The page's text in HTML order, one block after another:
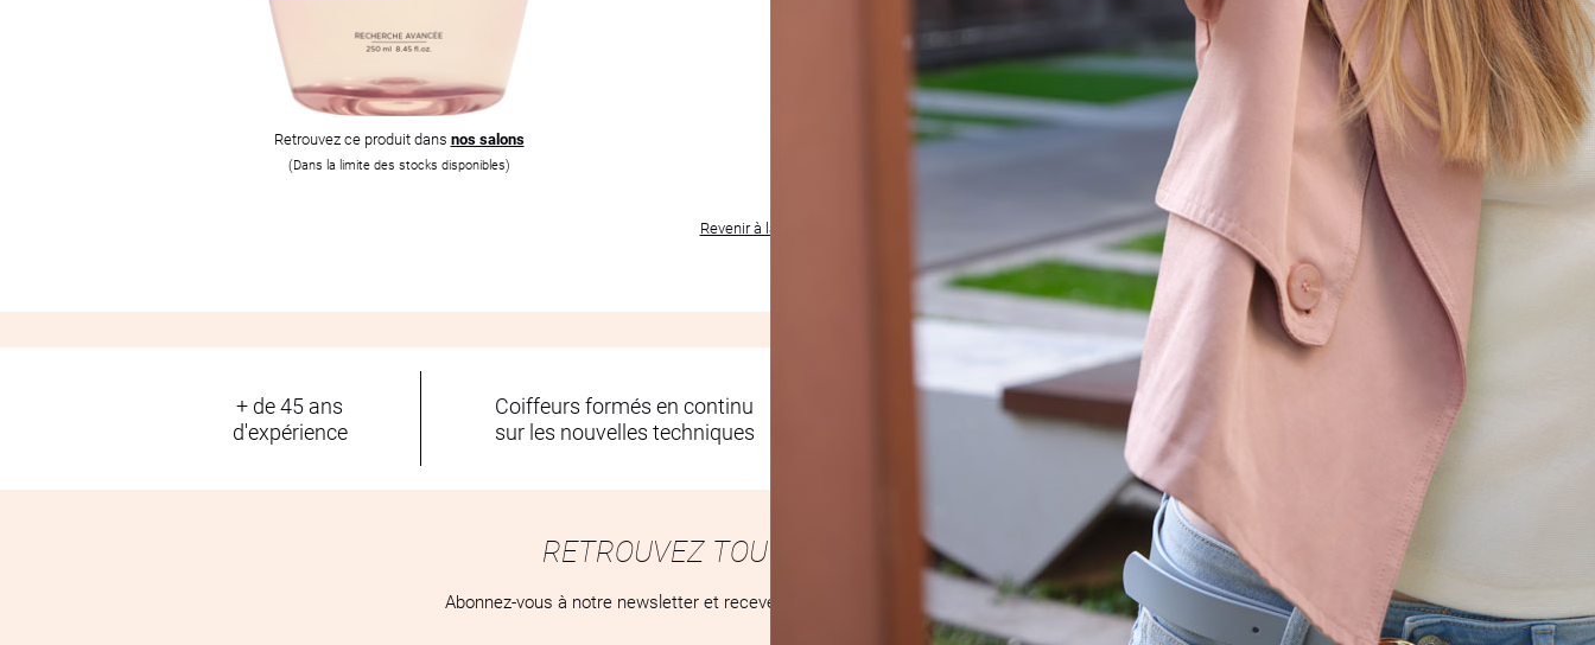
Retrouvez ce produit dans nos salons
(Dans la limite des stocks disponibles)
Revenir à la liste des produits
+ de 45 ans
d'expérience
Coiffeurs formés en continu
sur les nouvelles techniques
Des salons conçus
pour votre bien-être
RETROUVEZ TOUTES NOS ACTUALITÉS
Abonnez-vous à notre newsletter et recevez toutes nos nouveautés, tendances et conseils.